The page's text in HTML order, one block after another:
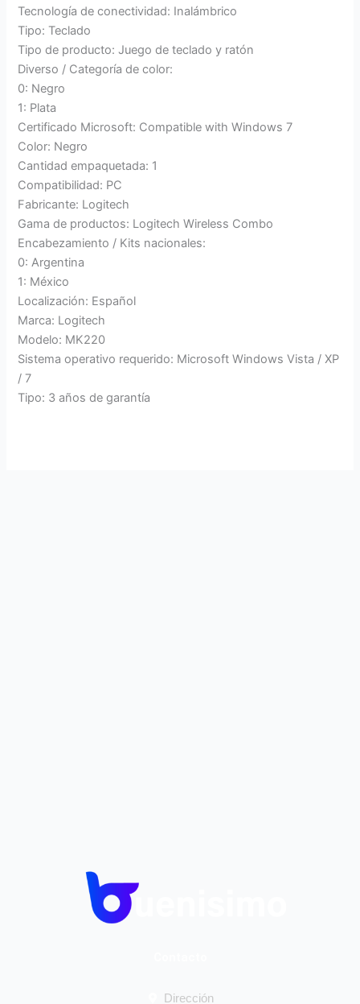
Tecnología de conectividad: Inalámbrico
Tipo: Teclado
Tipo de producto: Juego de teclado y ratón
Diverso / Categoría de color:
0: Negro
1: Plata
Certificado Microsoft: Compatible with Windows 7
Color: Negro
Cantidad empaquetada: 1
Compatibilidad: PC
Fabricante: Logitech
Gama de productos: Logitech Wireless Combo
Encabezamiento / Kits nacionales:
0: Argentina
1: México
Localización: Español
Marca: Logitech
Modelo: MK220
Sistema operativo requerido: Microsoft Windows Vista / XP
/ 7
Tipo: 3 años de garantía
Dirección